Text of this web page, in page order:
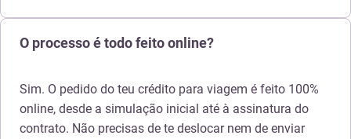
O processo é todo feito online?
Sim. O pedido do teu crédito para viagem é feito 100%
online, desde a simulação inicial até à assinatura do
contrato. Não precisas de te deslocar nem de enviar